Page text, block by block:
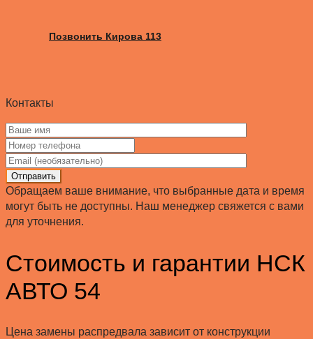
Позвонить Кирова 113
Контакты
Отправить
Обращаем ваше внимание, что выбранные дата и время
могут быть не доступны. Наш менеджер свяжется с вами
для уточнения.
Стоимость и гарантии НСК
АВТО 54
Цена замены распредвала зависит от конструкции